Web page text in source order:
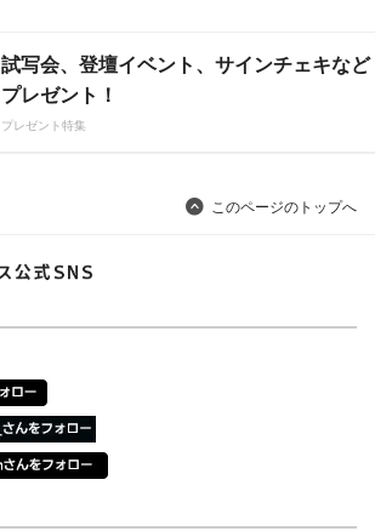
試写会、登壇イベント、サインチェキなど
プレゼント！
プレゼント特集
このページのトップへ